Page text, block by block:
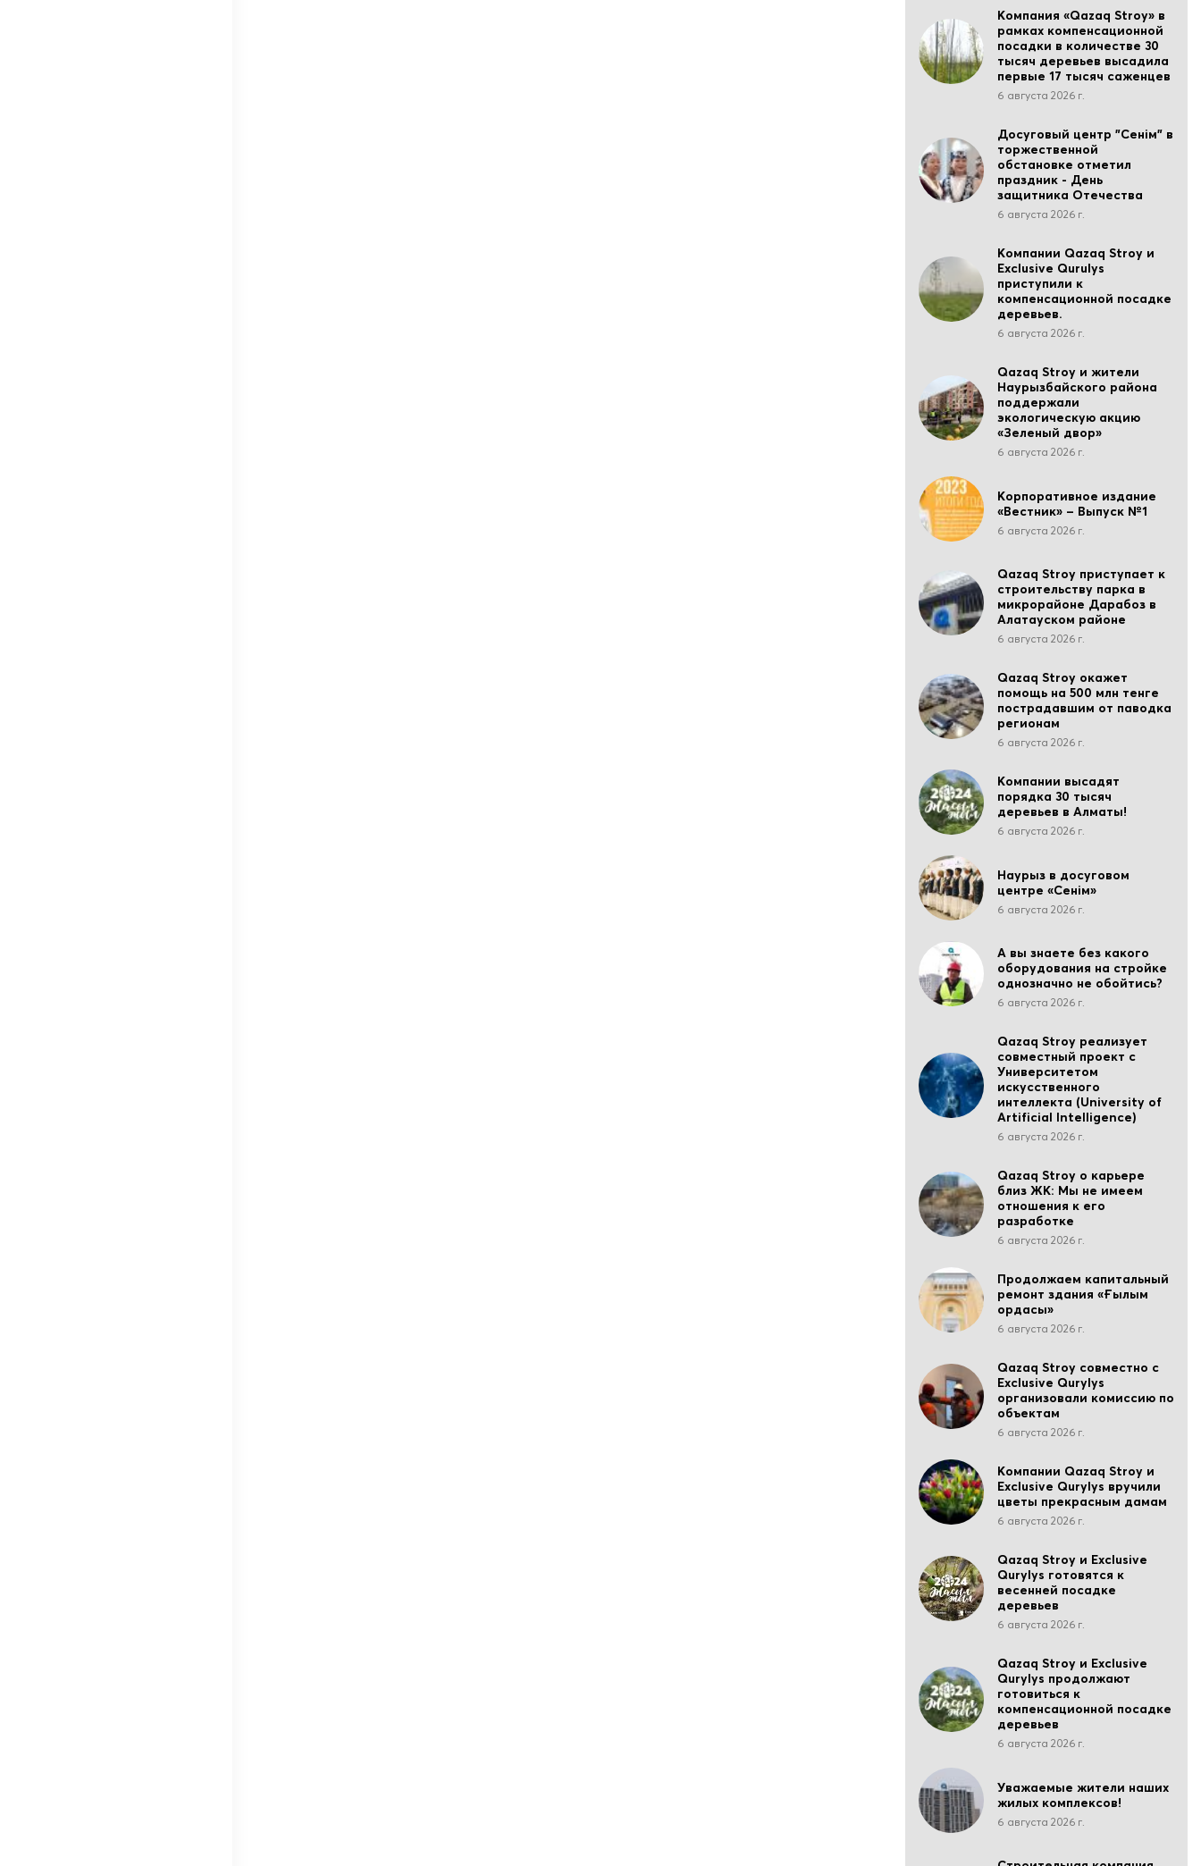
Компания «Qazaq Stroy» в
рамках компенсационной
посадки в количестве 30
тысяч деревьев высадила
первые 17 тысяч саженцев
6 августа 2026 г.
Досуговый центр "Сенім" в
торжественной
обстановке отметил
праздник - День
защитника Отечества
6 августа 2026 г.
Компании Qazaq Stroy и
Exclusive Qurulys
приступили к
компенсационной посадке
деревьев.
6 августа 2026 г.
Qazaq Stroy и жители
Наурызбайского района
поддержали
экологическую акцию
«Зеленый двор»
6 августа 2026 г.
Корпоративное издание
«Вестник» – Выпуск №1
6 августа 2026 г.
Qazaq Stroy приступает к
строительству парка в
микрорайоне Дарабоз в
Алатауском районе
6 августа 2026 г.
Qazaq Stroy окажет
помощь на 500 млн тенге
пострадавшим от паводка
регионам
6 августа 2026 г.
Компании высадят
порядка 30 тысяч
деревьев в Алматы!
6 августа 2026 г.
Наурыз в досуговом
центре «Сенiм»
6 августа 2026 г.
А вы знаете без какого
оборудования на стройке
однозначно не обойтись?
6 августа 2026 г.
Qazaq Stroy реализует
совместный проект с
Университетом
искусственного
интеллекта (University of
Artificial Intelligence)
6 августа 2026 г.
Qazaq Stroy о карьере
близ ЖК: Мы не имеем
отношения к его
разработке
6 августа 2026 г.
Продолжаем капитальный
ремонт здания «Ғылым
ордасы»
6 августа 2026 г.
Qazaq Stroy совместно с
Exclusive Qurylys
организовали комиссию по
объектам
6 августа 2026 г.
Компании Qazaq Stroy и
Exclusive Qurylys вручили
цветы прекрасным дамам
6 августа 2026 г.
Qazaq Stroy и Exclusive
Qurylys готовятся к
весенней посадке
деревьев
6 августа 2026 г.
Qazaq Stroy и Exclusive
Qurylys продолжают
готовиться к
компенсационной посадке
деревьев
6 августа 2026 г.
Уважаемые жители наших
жилых комплексов!
6 августа 2026 г.